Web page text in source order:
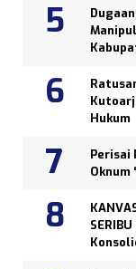
Hukum
Perisai
Oknum